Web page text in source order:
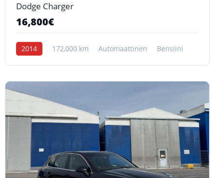
Dodge Charger
16,800€
2014 172,000 km Automaattinen Bensiini